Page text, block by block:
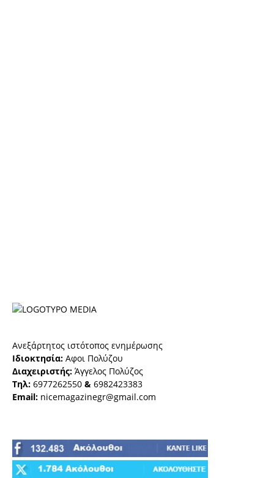
Ανεξάρτητος ιστότοπος ενημέρωσης
Ιδιοκτησία: Αφοι Πολύζου
Διαχειριστής: Άγγελος Πολύζος
Τηλ: 6977262550 & 6982423383
Email: nicemagazinegr@gmail.com